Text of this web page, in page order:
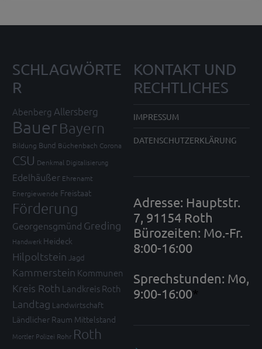
SCHLAGWÖRTE
R
Abenberg Allersberg
Bauer Bayern
Bildung Bund Büchenbach Corona
CSU Denkmal Digitalisierung
Edelhäußer Ehrenamt
Energiewende Freistaat
Förderung
Georgensgmünd Greding
Handwerk Heideck
Hilpoltstein Jagd
Kammerstein Kommunen
Kreis Roth Landkreis Roth
Landtag Landwirtschaft
Ländlicher Raum Mittelstand
Mortler Polizei Rohr Roth
KONTAKT UND
RECHTLICHES
IMPRESSUM
DATENSCHUTZERKLÄRUNG
Adresse: Hauptstr.
7, 91154 Roth
Bürozeiten: Mo.-Fr.
8:00-16:00
Sprechstunden: Mo,
9:00-16:00*